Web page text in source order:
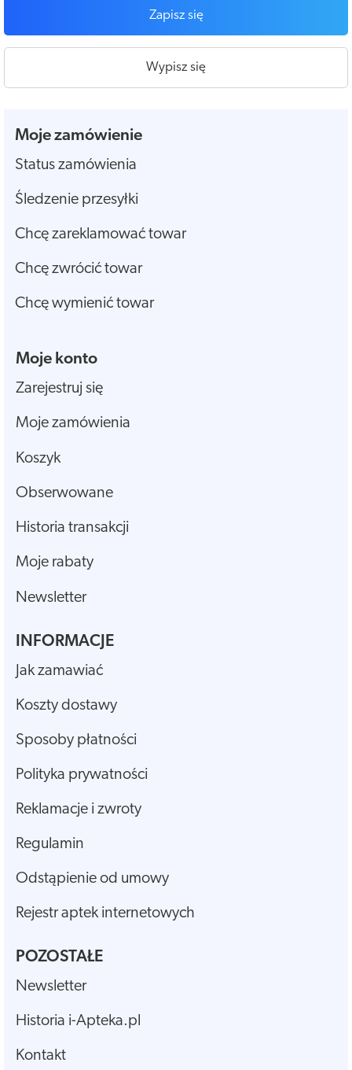
Zapisz się
Wypisz się
Moje zamówienie
Status zamówienia
Śledzenie przesyłki
Chcę zareklamować towar
Chcę zwrócić towar
Chcę wymienić towar
Moje konto
Zarejestruj się
Moje zamówienia
Koszyk
Obserwowane
Historia transakcji
Moje rabaty
Newsletter
INFORMACJE
Jak zamawiać
Koszty dostawy
Sposoby płatności
Polityka prywatności
Reklamacje i zwroty
Regulamin
Odstąpienie od umowy
Rejestr aptek internetowych
POZOSTAŁE
Newsletter
Historia i-Apteka.pl
Kontakt